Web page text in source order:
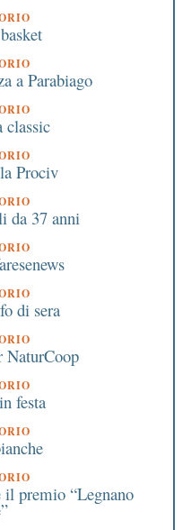
a Parabiago
classic
Prociv
da 37 anni
di sera
NaturCoop
festa
premio “Legnano